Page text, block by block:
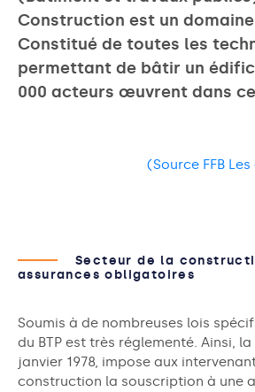
Construction est un
Constitué de toutes les
permettant de bâtir un
000 acteurs œuvrent dans
(Source FFB
Secteur de la
assurances obligatoires
Soumis à de nombreuses lois
du BTP est très réglementé. Ainsi,
janvier 1978, impose aux
construction la souscription à une